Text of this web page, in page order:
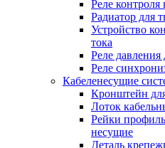
Реле
Радиатор для
Устройство
тока
Реле
Реле
Кабеленесущие
Кронштейн
Лоток
Рейки
несущие
Деталь